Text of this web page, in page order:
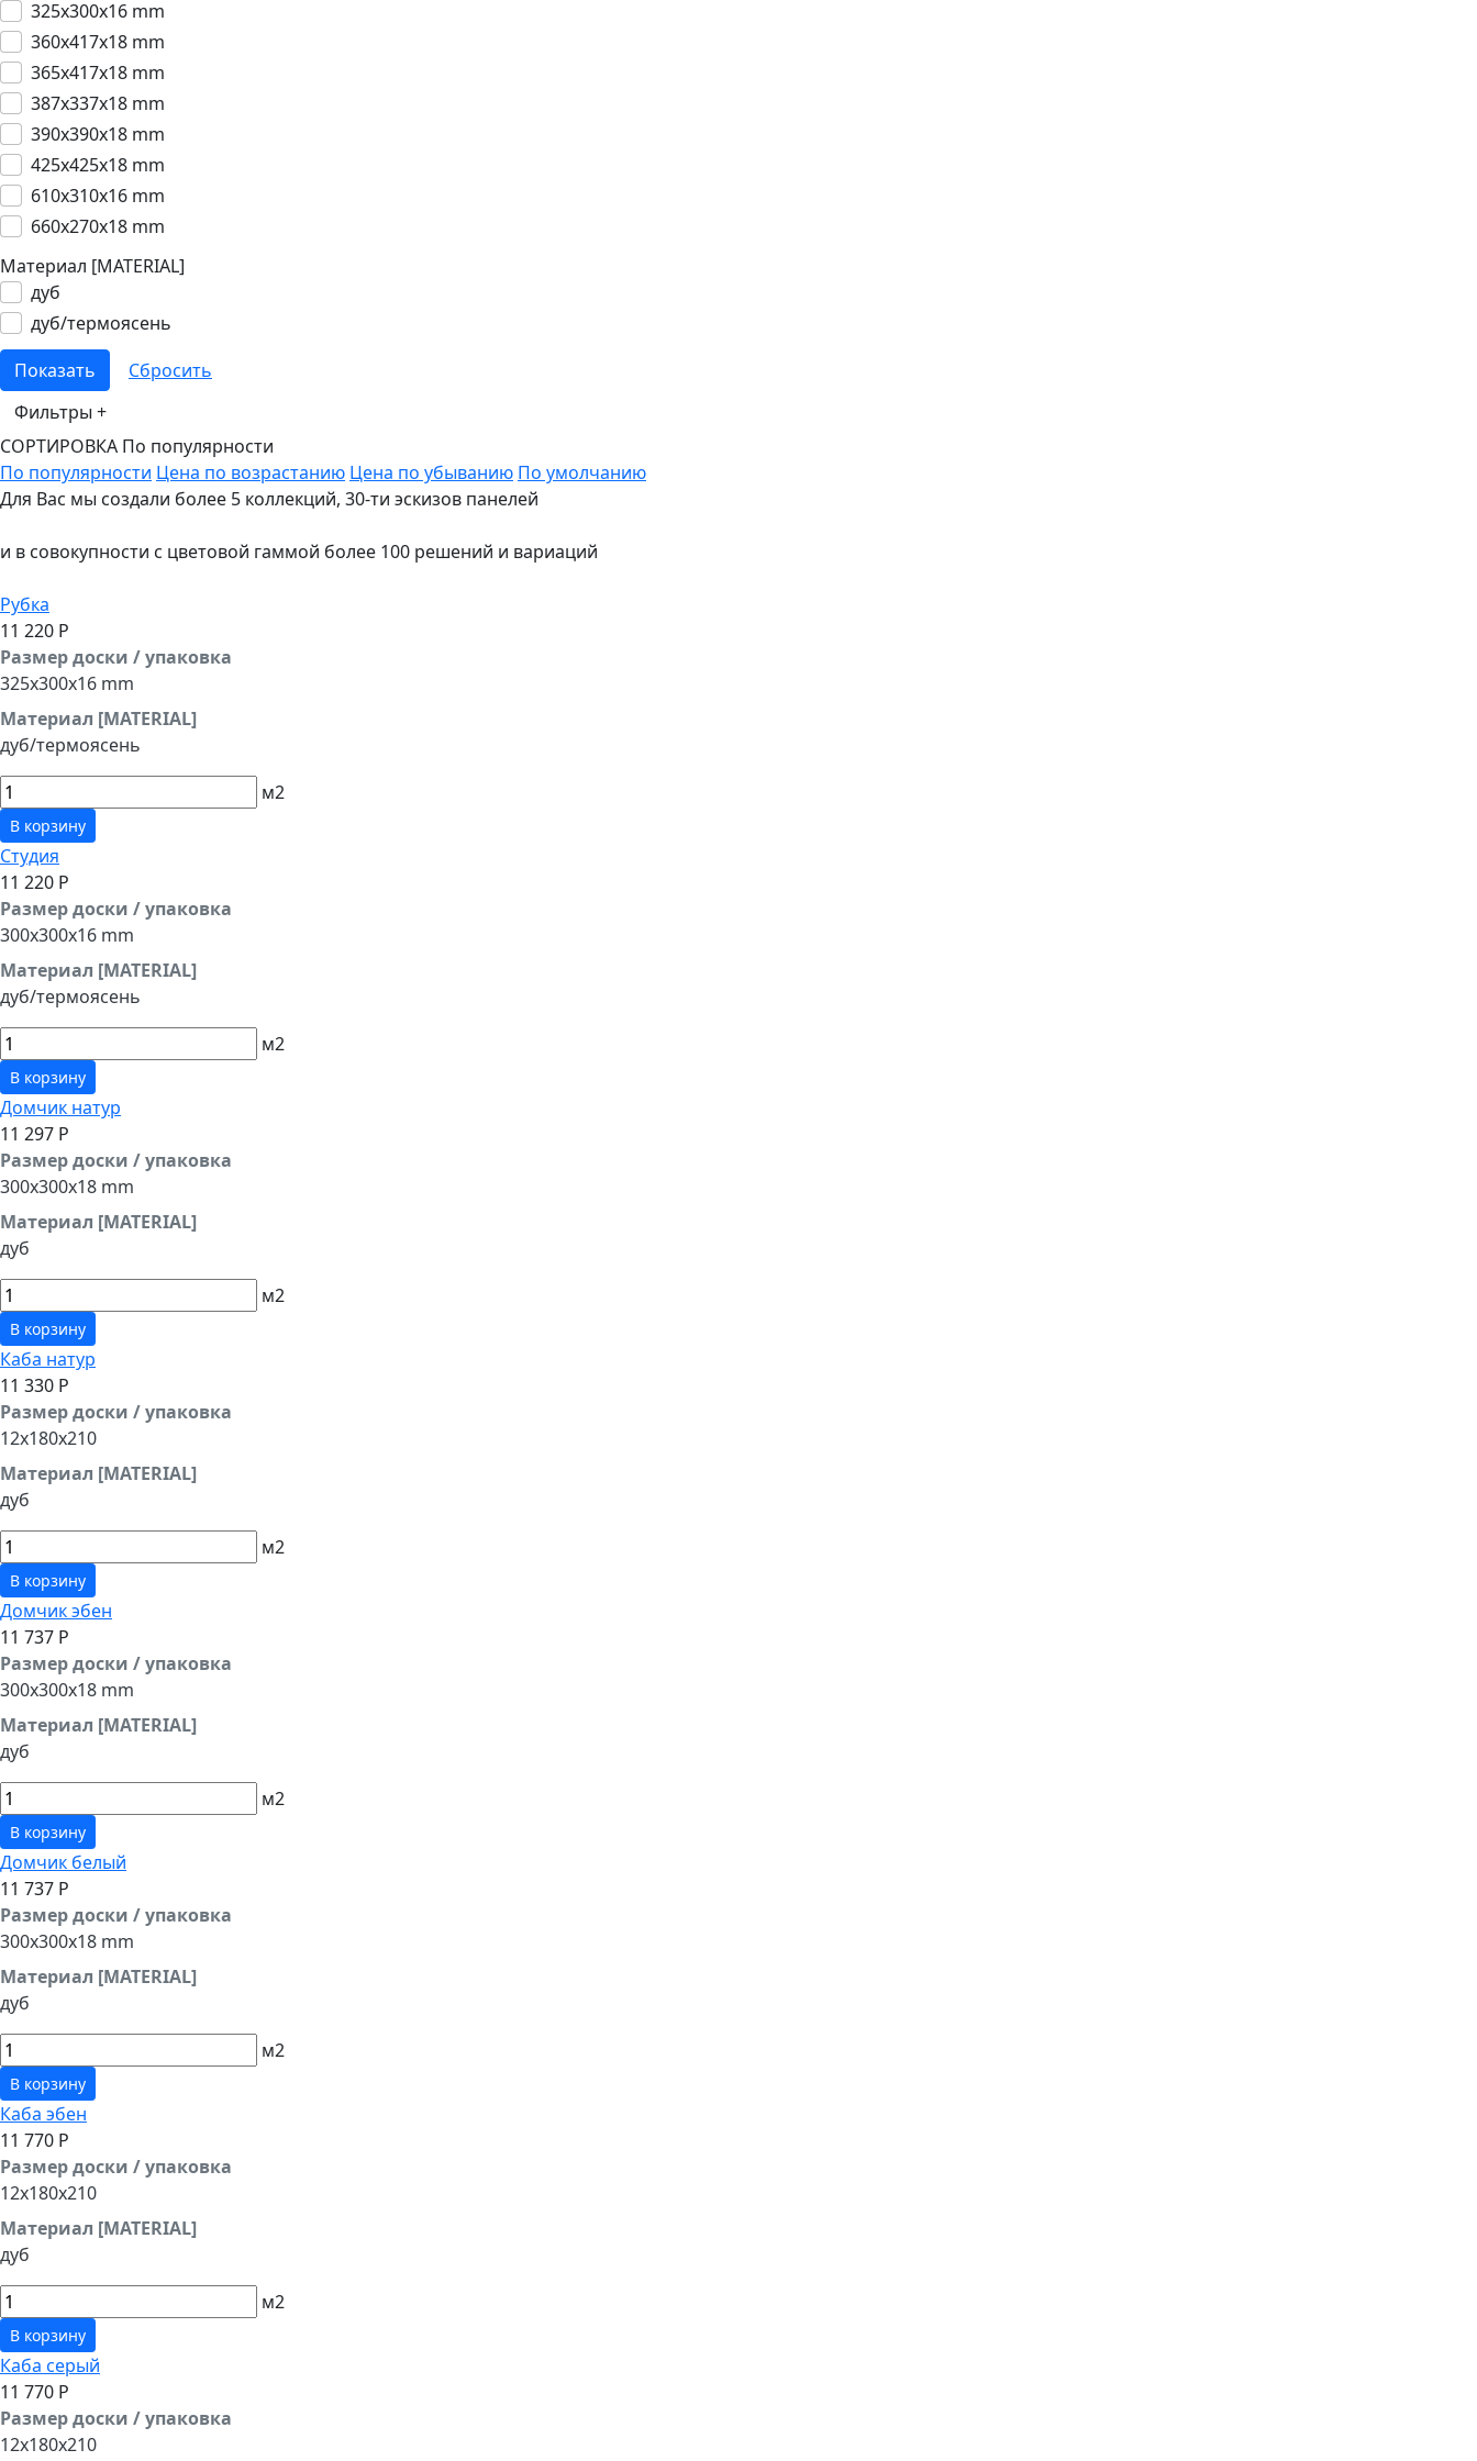
325x300x16 mm
360x417x18 mm
365x417x18 mm
387x337x18 mm
390x390x18 mm
425x425x18 mm
610x310x16 mm
660x270x18 mm
Материал [MATERIAL]
дуб
дуб/термоясень
Фильтры +
СОРТИРОВКА По популярности
По популярности Цена по возрастанию Цена по убыванию По умолчанию
Для Вас мы создали более 5 коллекций, 30-ти эскизов панелей
и в совокупности с цветовой гаммой более 100 решений и вариаций
Рубка
11 220 Р
Размер доски / упаковка
325x300x16 mm
Материал [MATERIAL]
дуб/термоясень
м2
В корзину
Студия
11 220 Р
Размер доски / упаковка
300x300x16 mm
Материал [MATERIAL]
дуб/термоясень
м2
В корзину
Домчик натур
11 297 Р
Размер доски / упаковка
300x300x18 mm
Материал [MATERIAL]
дуб
м2
В корзину
Каба натур
11 330 Р
Размер доски / упаковка
12x180x210
Материал [MATERIAL]
дуб
м2
В корзину
Домчик эбен
11 737 Р
Размер доски / упаковка
300x300x18 mm
Материал [MATERIAL]
дуб
м2
В корзину
Домчик белый
11 737 Р
Размер доски / упаковка
300x300x18 mm
Материал [MATERIAL]
дуб
м2
В корзину
Каба эбен
11 770 Р
Размер доски / упаковка
12x180x210
Материал [MATERIAL]
дуб
м2
В корзину
Каба серый
11 770 Р
Размер доски / упаковка
12x180x210